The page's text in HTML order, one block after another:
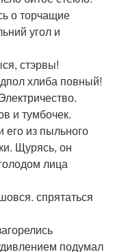
о торчащие
угол и
стэрвы!
хлиба повный!
и тумбочек.
его из пыльного
Щурясь, он
лица
спрятаться
подумал